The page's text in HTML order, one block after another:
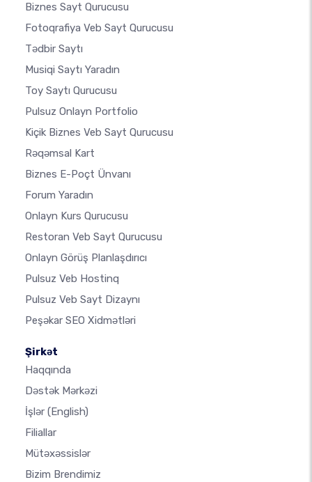
Biznes Sayt Qurucusu
Fotoqrafiya Veb Sayt Qurucusu
Tədbir Saytı
Musiqi Saytı Yaradın
Toy Saytı Qurucusu
Pulsuz Onlayn Portfolio
Kiçik Biznes Veb Sayt Qurucusu
Rəqəmsal Kart
Biznes E-Poçt Ünvanı
Forum Yaradın
Onlayn Kurs Qurucusu
Restoran Veb Sayt Qurucusu
Onlayn Görüş Planlaşdırıcı
Pulsuz Veb Hostinq
Pulsuz Veb Sayt Dizaynı
Peşəkar SEO Xidmətləri
Şirkət
Haqqında
Dəstək Mərkəzi
İşlər (English)
Filiallar
Mütəxəssislər
Bizim Brendimiz